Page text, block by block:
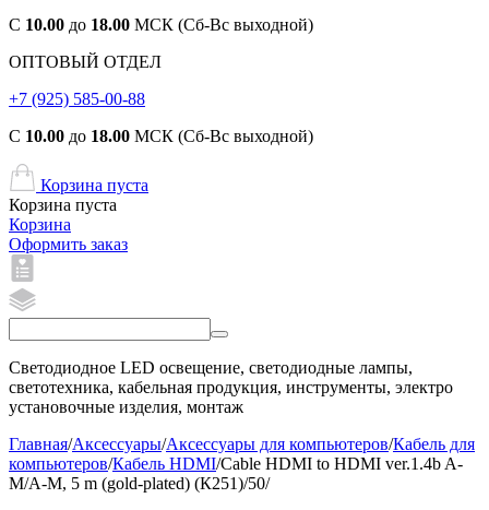
С 10.00 до 18.00 МСК (Сб-Вс выходной)
ОПТОВЫЙ ОТДЕЛ
+7 (925) 585-00-88
С 10.00 до 18.00 МСК (Сб-Вс выходной)
Корзина пуста
Корзина пуста
Корзина
Оформить заказ
Светодиодное LED освещение, светодиодные лампы,
светотехника, кабельная продукция, инструменты, электро
установочные изделия, монтаж
Главная/Аксессуары/Аксессуары для компьютеров/Кабель для
компьютеров/Кабель HDMI/Cable HDMI to HDMI ver.1.4b A-
M/A-M, 5 m (gold-plated) (К251)/50/